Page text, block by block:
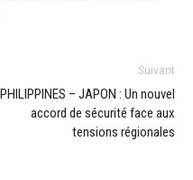
Suivant
PHILIPPINES – JAPON : Un nouvel
accord de sécurité face aux
tensions régionales